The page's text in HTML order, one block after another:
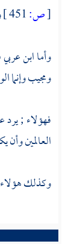
[ص:
وأماابن عربي
ومجيب وإنما
فهؤلاء ;
العالمين وأن
وكذلك هؤلاء